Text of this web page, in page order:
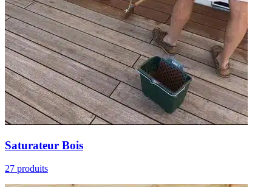
Saturateur Bois
27 produits